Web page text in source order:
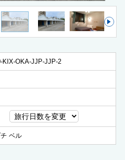
KIX-OKA-JJP-JJP-2
ベル